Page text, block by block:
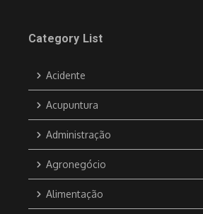
Category List
Acidente
Acupuntura
Administração
Agronegócio
Alimentação